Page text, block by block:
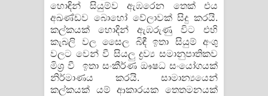
හොඳින් සියුම්ව ඇඹරෙන තෙක් එය
අඛණ්ඩව බොහෝ වේලාවක් සිදු කරයි.
කල්කයක් හොදින් ඇඹරුණු විට එහි
කැබලි වල සෛල බිඳී ඉතා සියුම් අංශු
වලට වෙන් වී සියලු ද්‍රව්‍ය සමානුපාතිකව
මිශ්‍ර වී ඉතා සංකීර්ණ ඖෂධ සංයෝගයක්
නිර්මාණය කරයි. සාමාන්‍යයෙන්
කල්කයක් යම් ආකාරයක තෙතමනයක්